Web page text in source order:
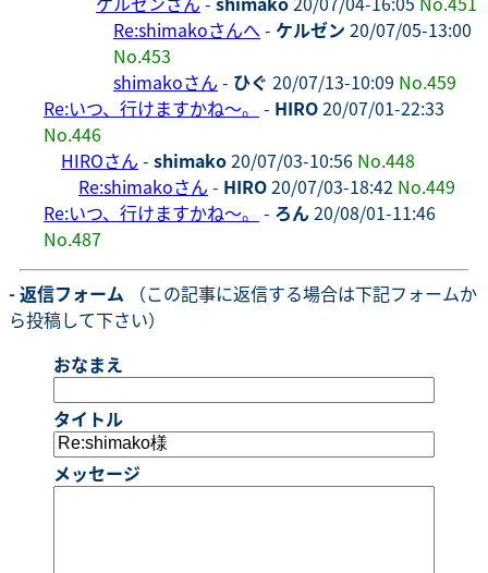
Re:shimakoさんへ - ケルゼン 20/07/05-13:00
No.453
shimakoさん - ひぐ 20/07/13-10:09 No.459
Re:いつ、行けますかね～。 - HIRO20/07/01-22:33
No.446
HIROさん - shimako20/07/03-10:56 No.448
Re:shimakoさん - HIRO20/07/03-18:42 No.449
Re:いつ、行けますかね～。 - ろん20/08/01-11:46
No.487
- 返信フォーム （この記事に返信する場合は下記フォームか
ら投稿して下さい）
おなまえ
タイトル
メッセージ